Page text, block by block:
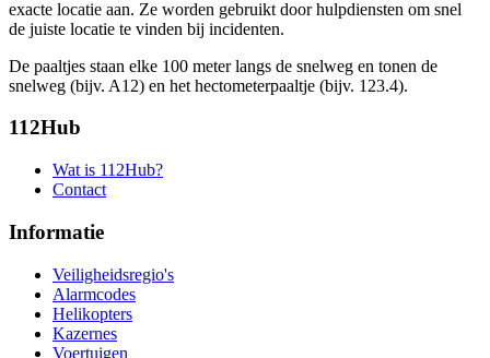
exacte locatie aan. Ze worden gebruikt door hulpdiensten om snel
de juiste locatie te vinden bij incidenten.
De paaltjes staan elke 100 meter langs de snelweg en tonen de
snelweg (bijv. A12) en het hectometerpaaltje (bijv. 123.4).
112Hub
Wat is 112Hub?
Contact
Informatie
Veiligheidsregio's
Alarmcodes
Helikopters
Kazernes
Voertuigen